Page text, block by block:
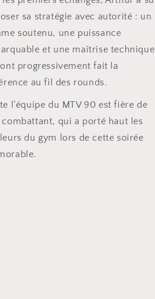
sa stratégie avec autorité : un
soutenu, une puissance
et une maîtrise technique
progressivement fait la
au fil des rounds.
l’équipe du MTV 90 est fière de
combattant, qui a porté haut les
du gym lors de cette soirée